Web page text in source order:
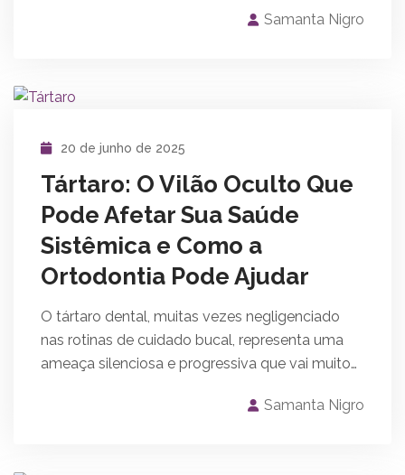
Samanta Nigro
20 de junho de 2025
Tártaro: O Vilão Oculto Que
Pode Afetar Sua Saúde
Sistêmica e Como a
Ortodontia Pode Ajudar
O tártaro dental, muitas vezes negligenciado
nas rotinas de cuidado bucal, representa uma
ameaça silenciosa e progressiva que vai muito…
Samanta Nigro